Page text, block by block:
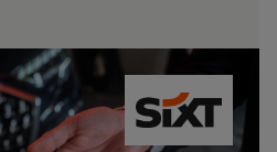
SIXT